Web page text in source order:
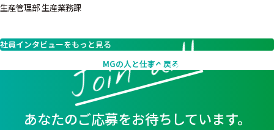
生産管理部 生産業務課
社員インタビューをもっと見る
MGの人と仕事へ戻る
Join us!!
あなたのご応募をお待ちしています。